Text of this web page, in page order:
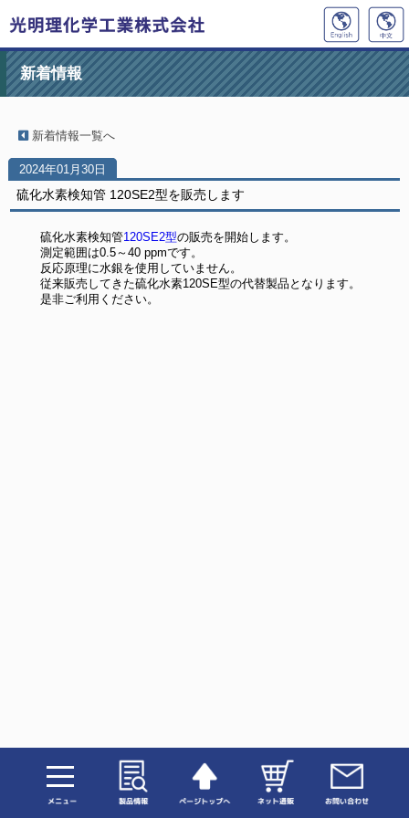
新着情報
新着情報一覧へ
2024年01月30日
硫化水素検知管 120SE2型を販売します
硫化水素検知管120SE2型の販売を開始します。
測定範囲は0.5～40 ppmです。
反応原理に水銀を使用していません。
従来販売してきた硫化水素120SE型の代替製品となります。
是非ご利用ください。